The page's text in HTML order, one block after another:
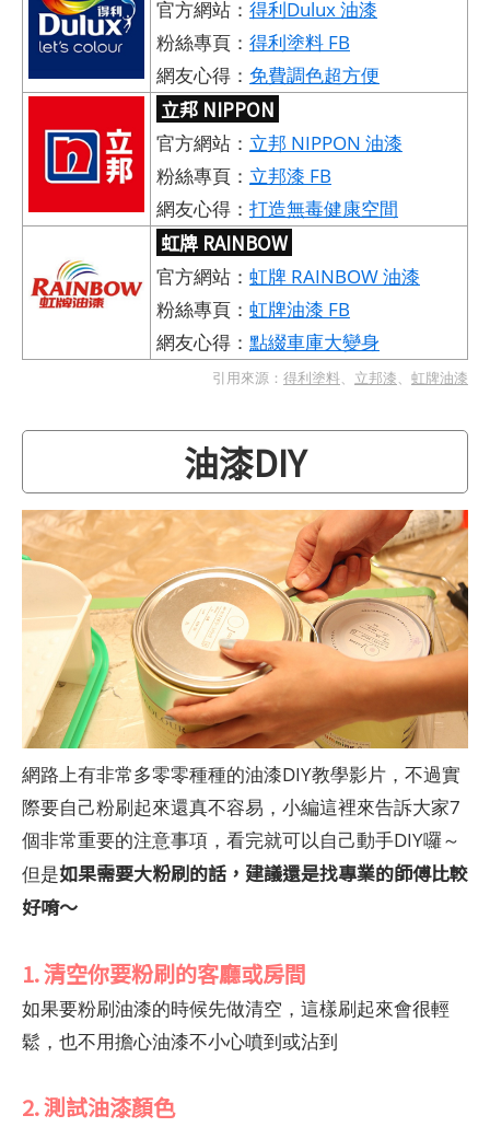
官方網站： 得利Dulux 油漆
粉絲專頁： 得利塗料 FB
網友心得： 免費調色超方便
立邦 NIPPON
官方網站： 立邦 NIPPON 油漆
粉絲專頁： 立邦漆 FB
網友心得： 打造無毒健康空間
虹牌 RAINBOW
官方網站： 虹牌 RAINBOW 油漆
粉絲專頁： 虹牌油漆 FB
網友心得： 點綴車庫大變身
引用來源： 得利塗料、 立邦漆、 虹牌油漆
油漆DIY
網路上有非常多零零種種的油漆DIY教學影片，不過實
際要自己粉刷起來還真不容易，小編這裡來告訴大家7
個非常重要的注意事項，看完就可以自己動手DIY囉～
但是如果需要大粉刷的話，建議還是找專業的師傅比較
好唷～
1. 清空你要粉刷的客廳或房間
如果要粉刷油漆的時候先做清空，這樣刷起來會很輕
鬆，也不用擔心油漆不小心噴到或沾到
2. 測試油漆顏色